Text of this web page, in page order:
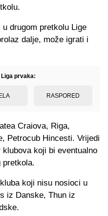
drugom pretkolu Lige
dalje, može igrati i
prvaka:
RASPORED
Craiova, Riga,
Petrocub Hincesti. Vrijedi
koji bi eventualno
pretkola.
koji nisu nosioci u
iz Danske, Thun iz